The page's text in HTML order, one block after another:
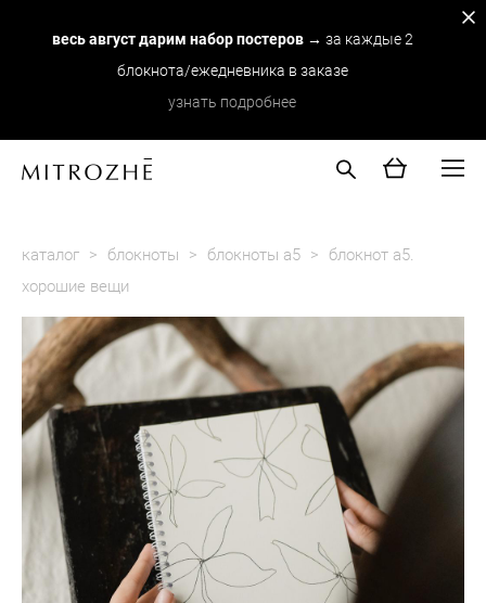
весь август дарим набор постеров→ за каждые 2
блокнота/ежедневника в заказе
узнать подробнее
каталог > блокноты > блокноты а5 > блокнот а5.
хорошие вещи